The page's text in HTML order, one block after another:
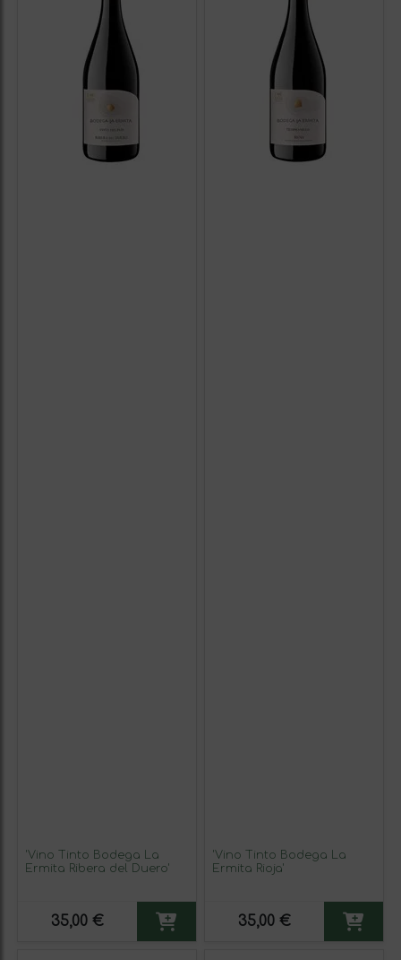
'Vino Tinto Bodega La
Ermita Ribera del Duero'
35,00 €
'Vino Tinto Bodega La
Ermita Rioja'
35,00 €